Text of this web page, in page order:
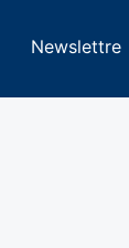
Newslettre